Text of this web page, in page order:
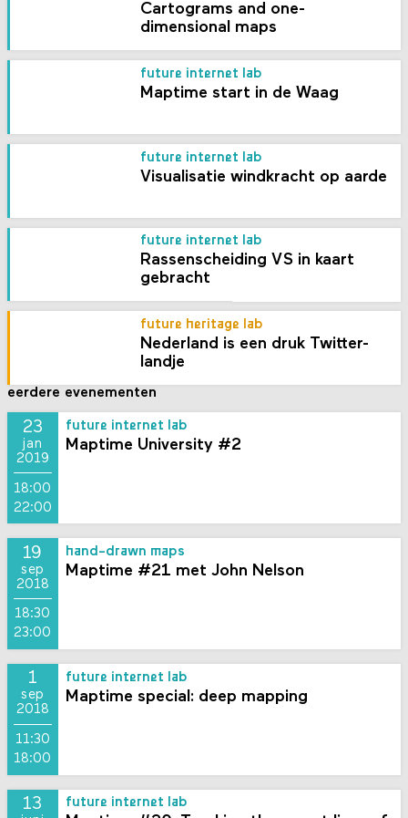
Cartograms and one-
dimensional maps
future internet lab
Maptime start in de Waag
future internet lab
Visualisatie windkracht op aarde
future internet lab
Rassenscheiding VS in kaart
gebracht
future heritage lab
Nederland is een druk Twitter-
landje
eerdere evenementen
23
jan
2019
18:00
22:00
future internet lab
Maptime University #2
19
sep
2018
18:30
23:00
hand-drawn maps
Maptime #21 met John Nelson
1
sep
2018
11:30
18:00
future internet lab
Maptime special: deep mapping
13 future internet lab